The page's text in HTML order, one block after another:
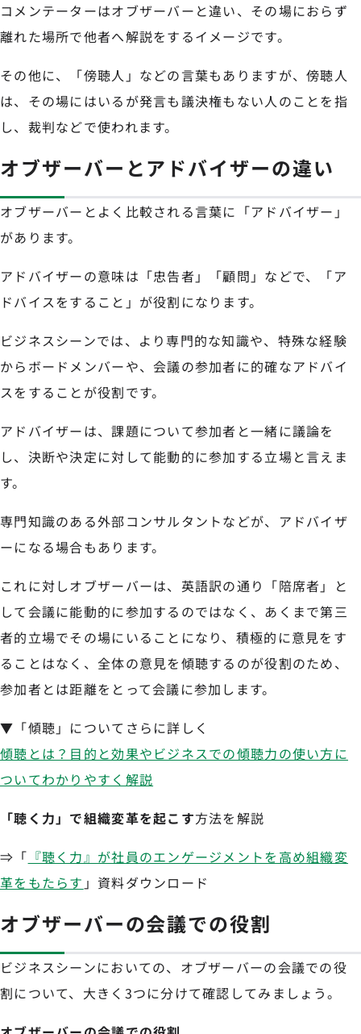
コメンテーターはオブザーバーと違い、その場におらず
離れた場所で他者へ解説をするイメージです。
その他に、「傍聴人」などの言葉もありますが、傍聴人
は、その場にはいるが発言も議決権もない人のことを指
し、裁判などで使われます。
オブザーバーとアドバイザーの違い
オブザーバーとよく比較される言葉に「アドバイザー」
があります。
アドバイザーの意味は「忠告者」「顧問」などで、「ア
ドバイスをすること」が役割になります。
ビジネスシーンでは、より専門的な知識や、特殊な経験
からボードメンバーや、会議の参加者に的確なアドバイ
スをすることが役割です。
アドバイザーは、課題について参加者と一緒に議論を
し、決断や決定に対して能動的に参加する立場と言えま
す。
専門知識のある外部コンサルタントなどが、アドバイザ
ーになる場合もあります。
これに対しオブザーバーは、英語訳の通り「陪席者」と
して会議に能動的に参加するのではなく、あくまで第三
者的立場でその場にいることになり、積極的に意見をす
ることはなく、全体の意見を傾聴するのが役割のため、
参加者とは距離をとって会議に参加します。
▼「傾聴」についてさらに詳しく
傾聴とは？目的と効果やビジネスでの傾聴力の使い方に
ついてわかりやすく解説
「聴く力」で組織変革を起こす方法を解説
⇒「 『聴く力』が社員のエンゲージメントを高め組織変
革をもたらす 」資料ダウンロード
オブザーバーの会議での役割
ビジネスシーンにおいての、オブザーバーの会議での役
割について、大きく3つに分けて確認してみましょう。